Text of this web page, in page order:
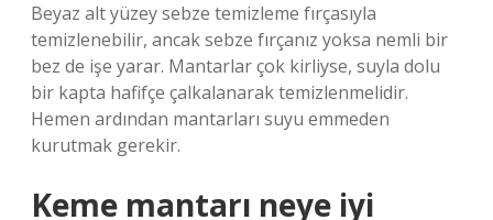
Beyaz alt yüzey sebze temizleme fırçasıyla
temizlenebilir, ancak sebze fırçanız yoksa nemli bir
bez de işe yarar. Mantarlar çok kirliyse, suyla dolu
bir kapta hafifçe çalkalanarak temizlenmelidir.
Hemen ardından mantarları suyu emmeden
kurutmak gerekir.
Keme mantarı neye iyi